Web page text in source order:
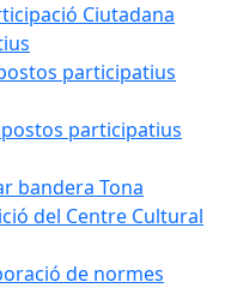
Ciutadana
participatius
participatius
bandera Tona
del Centre Cultural
de normes